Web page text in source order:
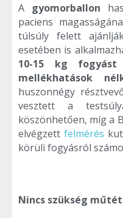
A gyomorballon
paciens
túlsúly felett
esetében is
10-15 kg fogyást
mellékhatások
huszonnégy
vesztett a
köszönhetően, míg a
elvégzettfelmérés
körüli fogyásról
Nincs szükség